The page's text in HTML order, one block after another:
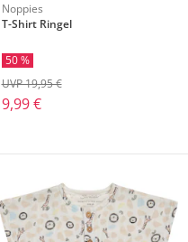
Noppies
T-Shirt Ringel
50 %
9,99 €
UVP 19,95 €